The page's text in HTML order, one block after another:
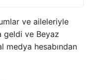
ve aileleriyle
geldi ve Beyaz
medya hesabından